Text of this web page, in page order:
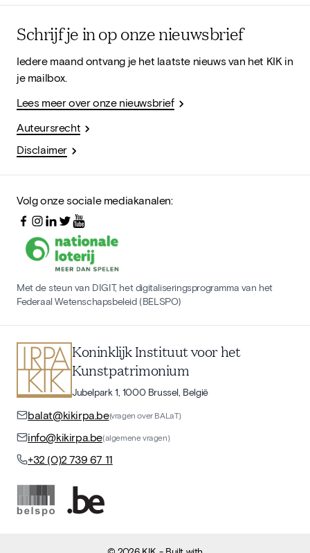
Schrijf je in op onze nieuwsbrief
Iedere maand ontvang je het laatste nieuws van het KIK in
je mailbox.
Lees meer over onze nieuwsbrief
Auteursrecht
Disclaimer
Volg onze sociale mediakanalen:
Met de steun van DIGIT, het digitaliseringsprogramma van het
Federaal Wetenschapsbeleid (BELSPO)
Koninklijk Instituut voor het
Kunstpatrimonium
Jubelpark 1, 1000 Brussel, België
balat@kikirpa.be(vragen over BALaT)
info@kikirpa.be(algemene vragen)
+32 (0)2 739 67 11